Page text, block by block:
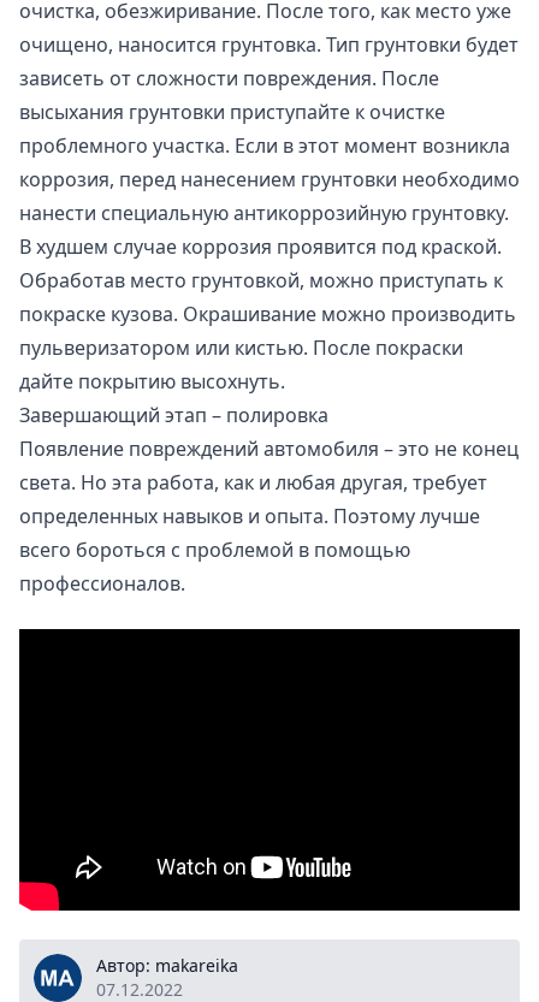
очистка, обезжиривание. После того, как место уже
очищено, наносится грунтовка. Тип грунтовки будет
зависеть от сложности повреждения. После
высыхания грунтовки приступайте к очистке
проблемного участка. Если в этот момент возникла
коррозия, перед нанесением грунтовки необходимо
нанести специальную антикоррозийную грунтовку.
В худшем случае коррозия проявится под краской.
Обработав место грунтовкой, можно приступать к
покраске кузова. Окрашивание можно производить
пульверизатором или кистью. После покраски
дайте покрытию высохнуть.
Завершающий этап – полировка
Появление повреждений автомобиля – это не конец
света. Но эта работа, как и любая другая, требует
определенных навыков и опыта. Поэтому лучше
всего бороться с проблемой в помощью
профессионалов.
makareikaАвтор: makareika
07.12.2022